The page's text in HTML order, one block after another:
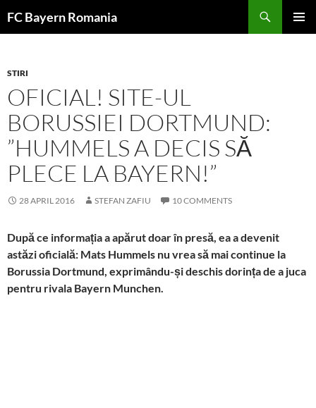
toFC Bayern Romania
STIRI
OFICIAL! SITE-UL
BORUSSIEI DORTMUND:
”HUMMELS A DECIS SĂ
PLECE LA BAYERN!”
28 APRIL 2016 STEFAN ZAFIU 10 COMMENTS
După ce informația a apărut doar în presă, ea a devenit
astăzi oficială: Mats Hummels nu vrea să mai continue la
Borussia Dortmund, exprimându-și deschis dorința de a juca
pentru rivala Bayern Munchen.